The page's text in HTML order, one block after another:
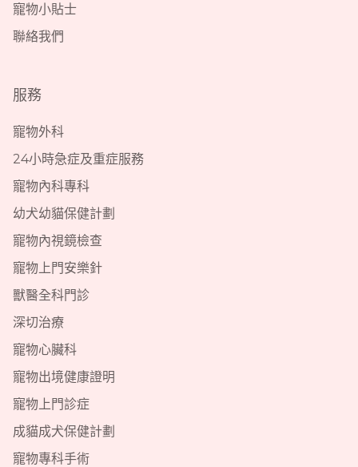
寵物小貼士
聯絡我們
服務
寵物外科
24小時急症及重症服務
寵物內科專科
幼犬幼貓保健計劃
寵物內視鏡檢查
寵物上門安樂針
獸醫全科門診
深切治療
寵物心臟科
寵物出境健康證明
寵物上門診症
成貓成犬保健計劃
寵物專科手術